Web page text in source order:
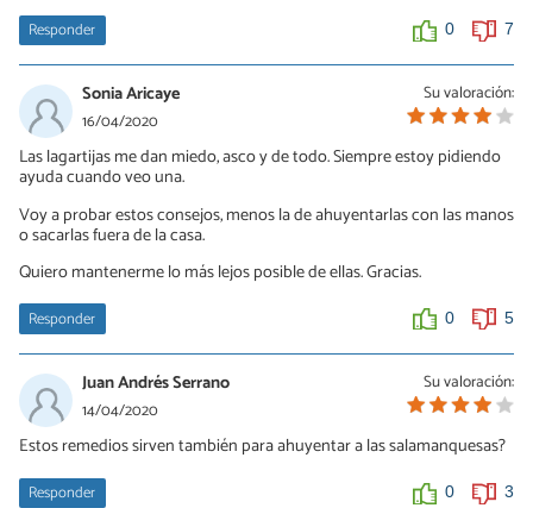
Responder 0 7
Su valoración:
Sonia Aricaye
16/04/2020
Las lagartijas me dan miedo, asco y de todo. Siempre estoy pidiendo
ayuda cuando veo una.
Voy a probar estos consejos, menos la de ahuyentarlas con las manos
o sacarlas fuera de la casa.
Quiero mantenerme lo más lejos posible de ellas. Gracias.
Responder 0 5
Su valoración:
Juan Andrés Serrano
14/04/2020
Estos remedios sirven también para ahuyentar a las salamanquesas?
Responder 0 3